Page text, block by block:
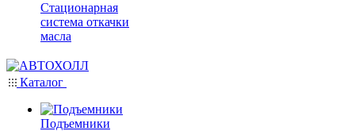
Стационарная
система откачки
масла
Каталог
Подъемники